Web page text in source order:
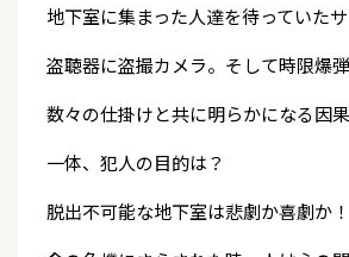
地下室に集まった人達を待っていた
盗聴器に盗撮カメラ。そして時限爆
数々の仕掛けと共に明らかになる因果
一体、犯人の目的は？
脱出不可能な地下室は悲劇か喜劇か